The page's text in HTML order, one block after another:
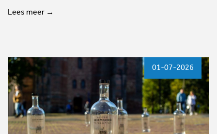
Lees meer →
01-07-2026